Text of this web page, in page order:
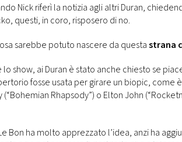
Nick riferì la notizia agli altri Duran,
questi, in coro, risposero di no.
sarebbe potuto nascere da questastrana
lo show, ai Duran è stato anche chiesto se
fosse usata per girare un biopic, come
(“Bohemian Rhapsody”) o Elton John
Bon ha molto apprezzato l’idea, anzi ha